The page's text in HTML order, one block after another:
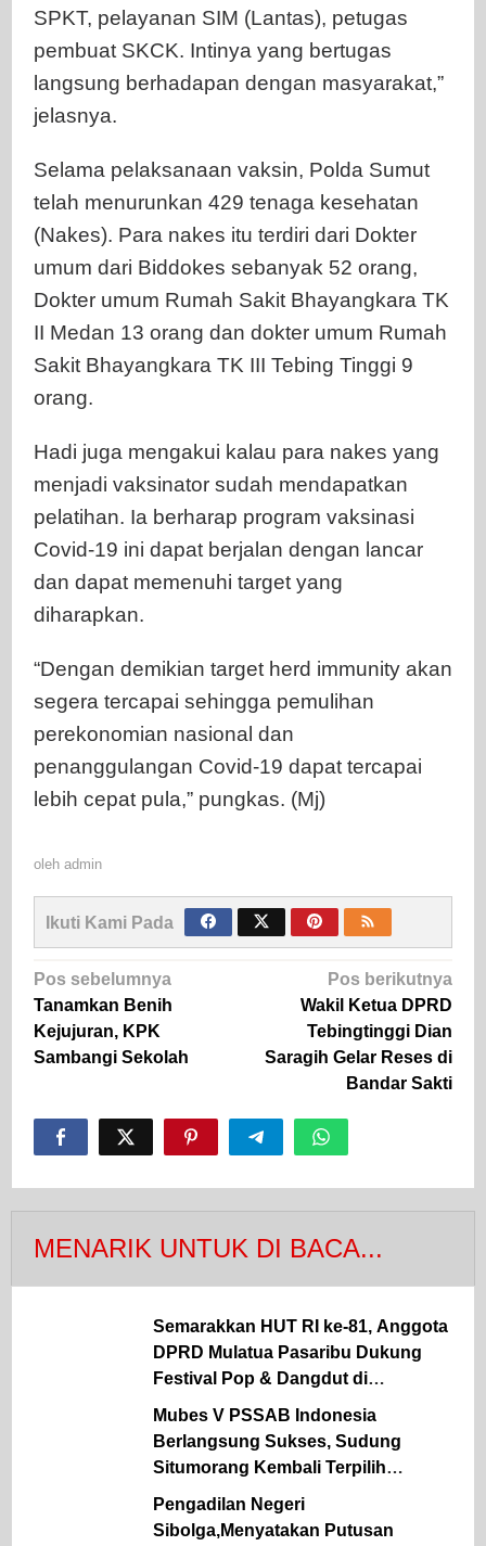
SPKT, pelayanan SIM (Lantas), petugas
pembuat SKCK. Intinya yang bertugas
langsung berhadapan dengan masyarakat,”
jelasnya.
Selama pelaksanaan vaksin, Polda Sumut
telah menurunkan 429 tenaga kesehatan
(Nakes). Para nakes itu terdiri dari Dokter
umum dari Biddokes sebanyak 52 orang,
Dokter umum Rumah Sakit Bhayangkara TK
II Medan 13 orang dan dokter umum Rumah
Sakit Bhayangkara TK III Tebing Tinggi 9
orang.
Hadi juga mengakui kalau para nakes yang
menjadi vaksinator sudah mendapatkan
pelatihan. Ia berharap program vaksinasi
Covid-19 ini dapat berjalan dengan lancar
dan dapat memenuhi target yang
diharapkan.
“Dengan demikian target herd immunity akan
segera tercapai sehingga pemulihan
perekonomian nasional dan
penanggulangan Covid-19 dapat tercapai
lebih cepat pula,” pungkas. (Mj)
oleh admin
Ikuti Kami Pada
Navigasi
pos
Pos sebelumnya
Tanamkan Benih
Kejujuran, KPK
Sambangi Sekolah
Pos berikutnya
Wakil Ketua DPRD
Tebingtinggi Dian
Saragih Gelar Reses di
Bandar Sakti
MENARIK UNTUK DI BACA...
Semarakkan HUT RI ke-81, Anggota
DPRD Mulatua Pasaribu Dukung
Festival Pop & Dangdut di
Labuhanbatu
Mubes V PSSAB Indonesia
Berlangsung Sukses, Sudung
Situmorang Kembali Terpilih
Sebagai Ketum Periode 2026 – 2031.
Pengadilan Negeri
Sibolga,Menyatakan Putusan